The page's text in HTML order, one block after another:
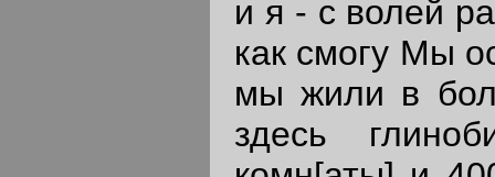
и я - с волей
как смогу Мы
мы жили в
здесь